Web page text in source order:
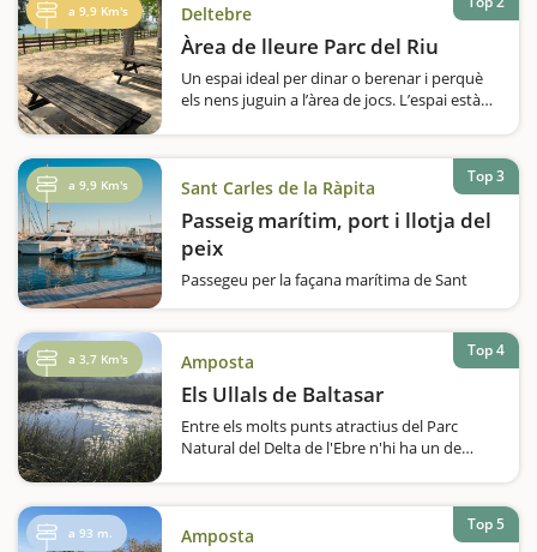
gran varietat d'ocells i…
a 9,9 Km's Deltebre
Àrea de lleure Parc del Riu
Un espai ideal per dinar o berenar i perquè
els nens juguin a l’àrea de jocs. L’espai està
i a tocar del carril bici;…
a 9,9 Km's Sant Carles de la Ràpita
Passeig marítim, port i llotja del
peix
Passegeu per la façana marítima de Sant
manté impertorbable. Si la voleu conèixer és
molt recomanable passejar amb…
Top 3
a 3,7 Km's Amposta
Els Ullals de Baltasar
Entre els molts punts atractius del Parc
Natural del Delta de l'Ebre n'hi ha un de
Carles de la Ràpita. Es el paratge dels Ullals…
Top 4
a 93 m. Amposta
Top 5